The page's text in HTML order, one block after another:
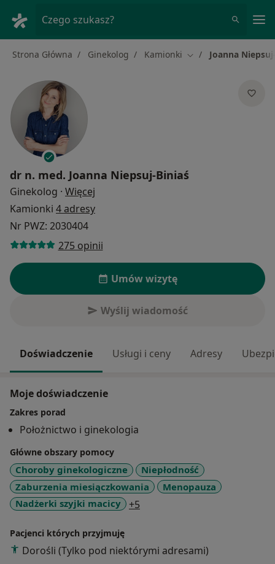
Czego szukasz?
Strona Główna Ginekolog Kamionki Zmień miasto
Joanna
dr n. med. Joanna Niepsuj-Biniaś
Ginekolog · Więcej
Kamionki 4 adresy
Nr PWZ: 2030404
275 opinii
Umów wizytę
Wyślij wiadomość
Doświadczenie Usługi i ceny Adresy
Moje doświadczenie
Zakres porad
Położnictwo i ginekologia
Główne obszary pomocy
Choroby ginekologiczne
Niepłodność
Zaburzenia miesiączkowania
Menopauza
Nadżerki szyjki macicy
+5
Pacjenci których przyjmuję
Dorośli (Tylko pod niektórymi adresami)